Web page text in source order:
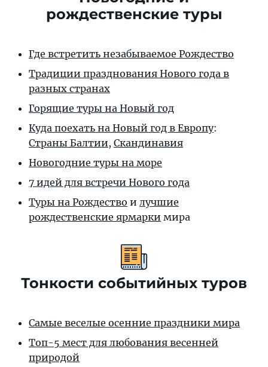
рождественские туры
Где встретить незабываемое Рождество
Традиции празднования Нового года в
разных странах
Горящие туры на Новый год
Куда поехать на Новый год в Европу:
Страны Балтии, Скандинавия
Новогодние туры на море
7 идей для встречи Нового года
Туры на Рождество и лучшие
рождественские ярмарки мира
Тонкости событийных туров
Самые веселые осенние праздники мира
Топ-5 мест для любования весенней
природой